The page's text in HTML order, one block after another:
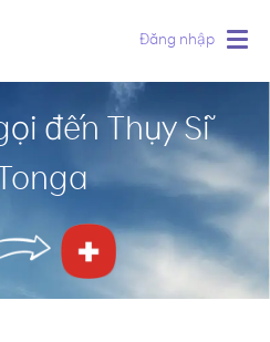
Đăng nhập
đến Thụy Sĩ